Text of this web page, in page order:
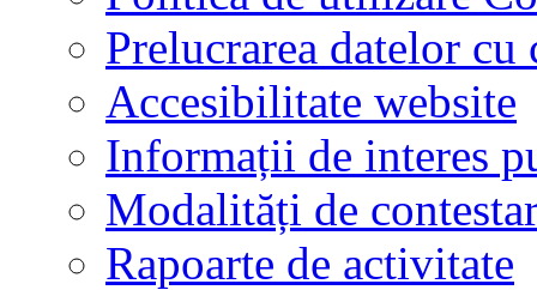
Prelucrarea datelor cu
Accesibilitate website
Informații de interes
Modalități de
Rapoarte de activitate